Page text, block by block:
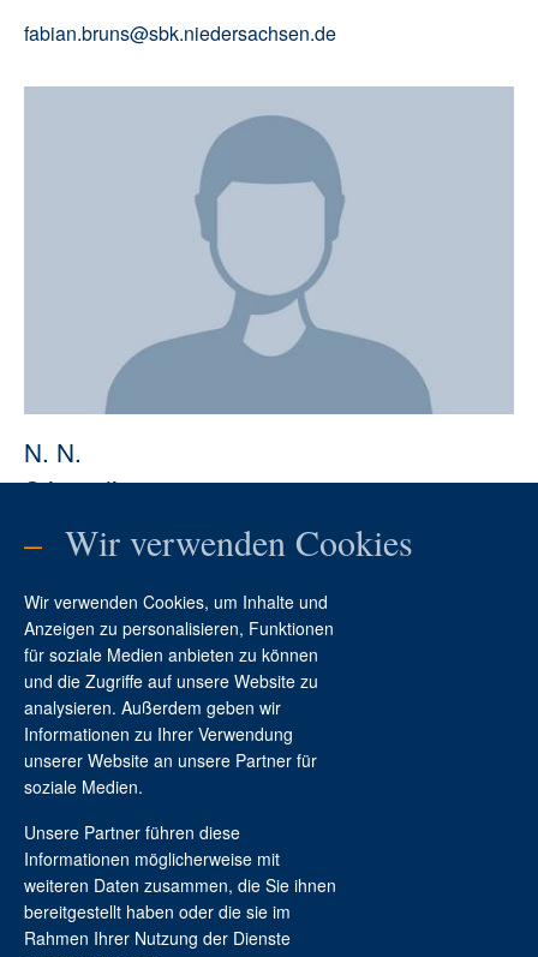
– Wir verwenden Cookies
Wir verwenden Cookies, um Inhalte und
Anzeigen zu personalisieren, Funktionen
für soziale Medien anbieten zu können
und die Zugriffe auf unsere Website zu
analysieren. Außerdem geben wir
Informationen zu Ihrer Verwendung
unserer Website an unsere Partner für
soziale Medien.
Unsere Partner führen diese
Informationen möglicherweise mit
weiteren Daten zusammen, die Sie ihnen
bereitgestellt haben oder die sie im
Rahmen Ihrer Nutzung der Dienste
fabian.bruns@sbk.niedersachsen.de
N. N.
Stipendien
Fon: 0531. 7 07 42 - 0
info@sbk.niedersachsen.de
Kontakt